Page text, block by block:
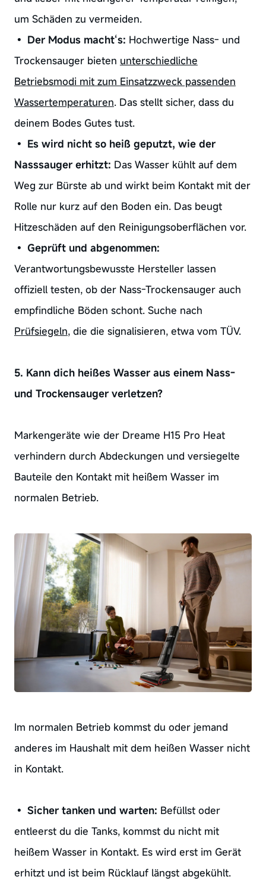
um Schäden zu vermeiden.
• Der Modus macht‘s: Hochwertige Nass- und
Trockensauger bieten unterschiedliche
Betriebsmodi mit zum Einsatzzweck passenden
Wassertemperaturen. Das stellt sicher, dass du
deinem Bodes Gutes tust.
• Es wird nicht so heiß geputzt, wie der
Nasssauger erhitzt: Das Wasser kühlt auf dem
Weg zur Bürste ab und wirkt beim Kontakt mit der
Rolle nur kurz auf den Boden ein. Das beugt
Hitzeschäden auf den Reinigungsoberflächen vor.
• Geprüft und abgenommen:
Verantwortungsbewusste Hersteller lassen
offiziell testen, ob der Nass-Trockensauger auch
empfindliche Böden schont. Suche nach
Prüfsiegeln, die die signalisieren, etwa vom TÜV.
5. Kann dich heißes Wasser aus einem Nass-
und Trockensauger verletzen?
Markengeräte wie der Dreame H15 Pro Heat
verhindern durch Abdeckungen und versiegelte
Bauteile den Kontakt mit heißem Wasser im
normalen Betrieb.
Im normalen Betrieb kommst du oder jemand
anderes im Haushalt mit dem heißen Wasser nicht
in Kontakt.
• Sicher tanken und warten: Befüllst oder
entleerst du die Tanks, kommst du nicht mit
heißem Wasser in Kontakt. Es wird erst im Gerät
erhitzt und ist beim Rücklauf längst abgekühlt.